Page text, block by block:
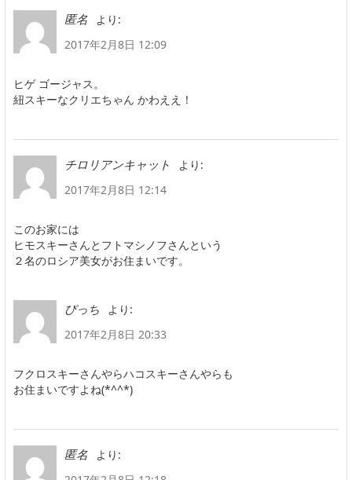
匿名
より:
2017年2月8日 12:09
ヒゲ ゴージャス。
紐スキーなクリエちゃん かわええ！
チロリアンキャット
より:
2017年2月8日 12:14
このお家には
ヒモスキーさんとフトマシノフさんという
２名のロシア美女がお住まいです。
ぴっち
より:
2017年2月8日 20:33
フクロスキーさんやらハコスキーさんやらも
お住まいですよね(*^^*)
匿名
より: